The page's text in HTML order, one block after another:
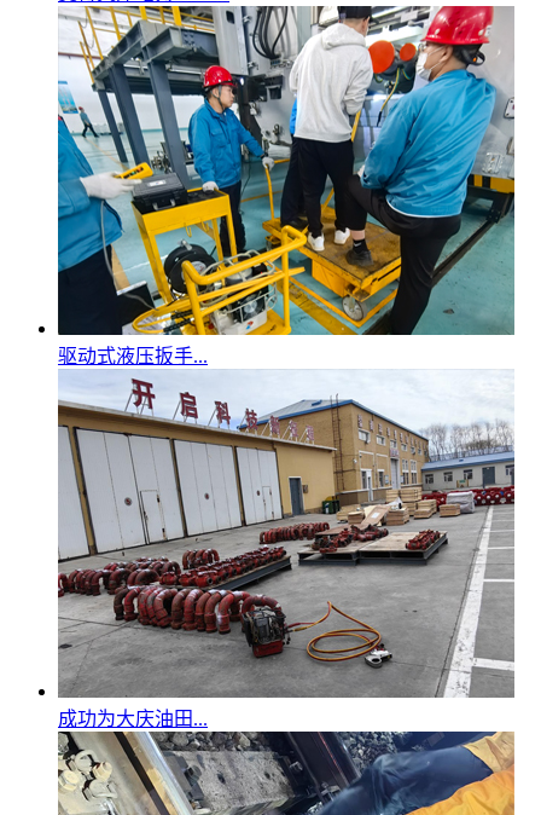
驱动式液压扳手...
成功为大庆油田...